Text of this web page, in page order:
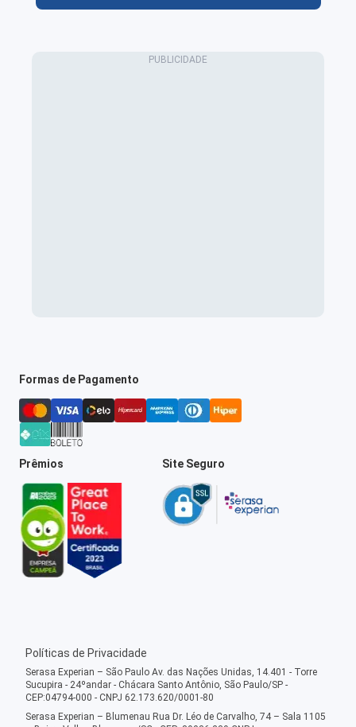
Formas de Pagamento
Prêmios Site Seguro
Políticas de Privacidade
Serasa Experian – São Paulo Av. das Nações Unidas, 14.401 - Torre
Sucupira - 24ºandar - Chácara Santo Antônio, São Paulo/SP -
CEP:04794-000 - CNPJ 62.173.620/0001-80
Serasa Experian – Blumenau Rua Dr. Léo de Carvalho, 74 – Sala 1105